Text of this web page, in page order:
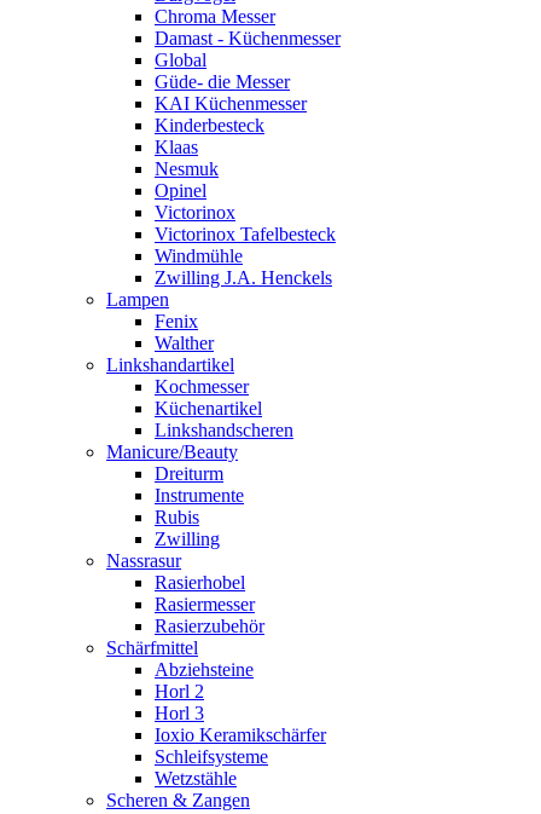
Chroma Messer
Damast - Küchenmesser
Global
Güde- die Messer
KAI Küchenmesser
Kinderbesteck
Klaas
Nesmuk
Opinel
Victorinox
Victorinox Tafelbesteck
Windmühle
Zwilling J.A. Henckels
Lampen
Fenix
Walther
Linkshandartikel
Kochmesser
Küchenartikel
Linkshandscheren
Manicure/Beauty
Dreiturm
Instrumente
Rubis
Zwilling
Nassrasur
Rasierhobel
Rasiermesser
Rasierzubehör
Schärfmittel
Abziehsteine
Horl 2
Horl 3
Ioxio Keramikschärfer
Schleifsysteme
Wetzstähle
Scheren & Zangen